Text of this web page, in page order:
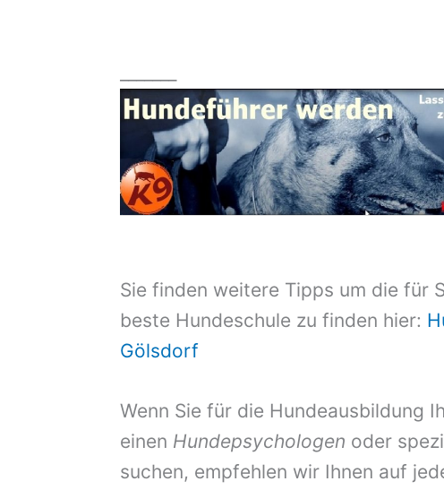
Sie finden weitere Tipps um die für
beste Hundeschule zu finden hier:
Gölsdorf
Wenn Sie für die Hundeausbildung
einen Hundepsychologen oder
suchen, empfehlen wir Ihnen auf